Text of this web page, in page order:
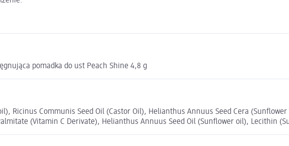
pomadka do ust Peach Shine 4,8 g
Ricinus Communis Seed Oil (Castor Oil), Helianthus Annuus Seed Cera
(Vitamin C Derivate), Helianthus Annuus Seed Oil (Sunflower oil), Lecithin